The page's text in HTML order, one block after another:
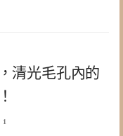
清光毛孔內的
1